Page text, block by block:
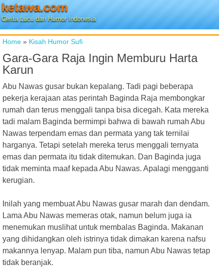
ketawa.com
Cerita Lucu dan Humor Indonesia
Home » Kisah Humor Sufi
Gara-Gara Raja Ingin Memburu Harta
Karun
Abu Nawas gusar bukan kepalang. Tadi pagi beberapa
pekerja kerajaan atas perintah Baginda Raja membongkar
rumah dan terus menggali tanpa bisa dicegah. Kata mereka
tadi malam Baginda bermimpi bahwa di bawah rumah Abu
Nawas terpendam emas dan permata yang tak ternilai
harganya. Tetapi setelah mereka terus menggali ternyata
emas dan permata itu tidak ditemukan. Dan Baginda juga
tidak meminta maaf kepada Abu Nawas. Apalagi mengganti
kerugian.
Inilah yang membuat Abu Nawas gusar marah dan dendam.
Lama Abu Nawas memeras otak, namun belum juga ia
menemukan muslihat untuk membalas Baginda. Makanan
yang dihidangkan oleh istrinya tidak dimakan karena nafsu
makannya lenyap. Malam pun tiba, namun Abu Nawas tetap
tidak beranjak.